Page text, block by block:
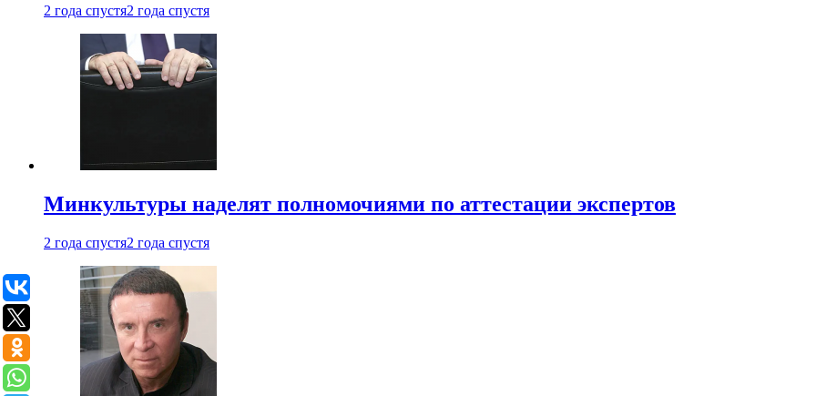
2 года спустя2 года спустя
Минкультуры наделят полномочиями по аттестации экспертов
2 года спустя2 года спустя